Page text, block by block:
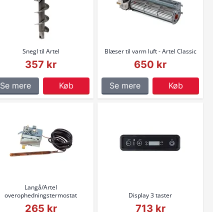
Snegl til Artel
357 kr
Se mere Køb
Blæser til varm luft - Artel Classic
650 kr
Se mere Køb
Langå/Artel
overophedningstermostat
265 kr
Display 3 taster
713 kr